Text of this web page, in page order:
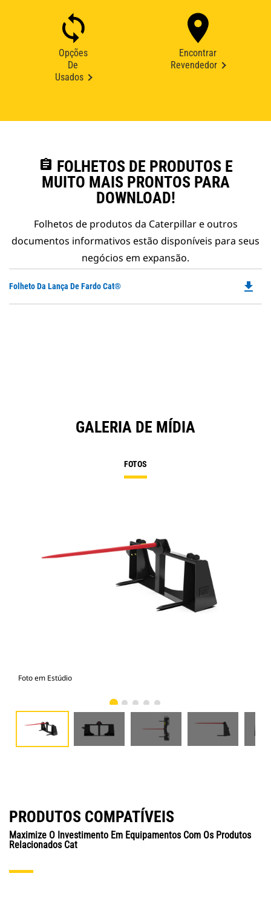
Opções
De
Usados
Encontrar
Revendedor
assignment FOLHETOS DE PRODUTOS E
MUITO MAIS PRONTOS PARA
DOWNLOAD!
Folhetos de produtos da Caterpillar e outros
documentos informativos estão disponíveis para seus
negócios em expansão.
Folheto Da Lança De Fardo Cat® file_download
GALERIA DE MÍDIA
FOTOS
Foto em Estúdio
PRODUTOS COMPATÍVEIS
Maximize O Investimento Em Equipamentos Com Os Produtos
Relacionados Cat